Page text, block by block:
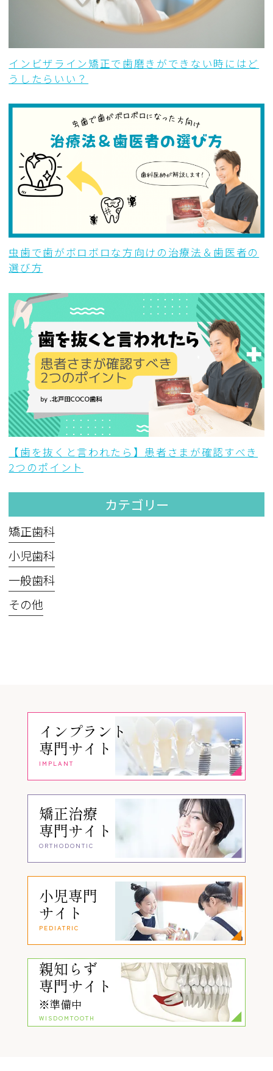
インビザライン矯正で歯磨きができない時にはど
うしたらいい？
虫歯で歯がボロボロな方向けの治療法＆歯医者の
選び方
【歯を抜くと言われたら】患者さまが確認すべき
2つのポイント
カテゴリー
矯正歯科
小児歯科
一般歯科
その他
インプラント
専門サイト
IMPLANT
矯正治療
専門サイト
ORTHODONTIC
小児専門
サイト
PEDIATRIC
親知らず
専門サイト
※準備中
WISDOMTOOTH